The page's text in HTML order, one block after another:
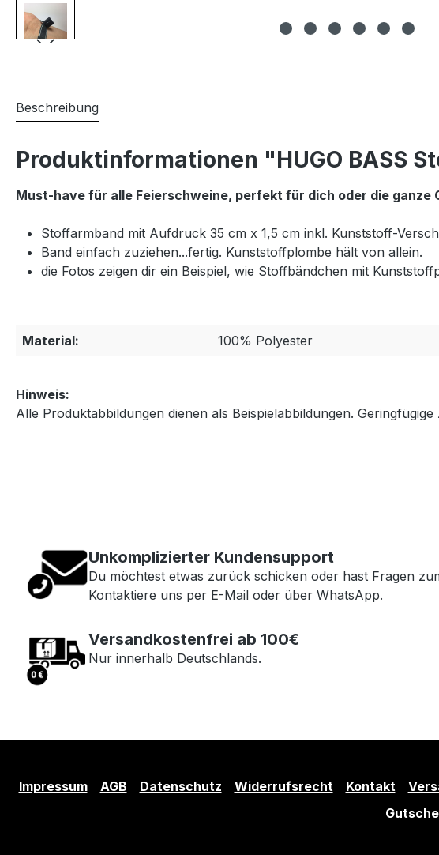
Hinweis:
Alle Produktabbildungen dienen als Beispielabbildungen.
Beschreibung
Produktinformationen "HUGO BASS
Must-have für alle Feierschweine, perfekt für dich oder die ganze
Stoffarmband mit Aufdruck 35 cm x 1,5 cm inkl. Kunststoff-
Band einfach zuziehen...fertig. Kunststoffplombe hält von allein.
die Fotos zeigen dir ein Beispiel, wie Stoffbändchen mit
Material: 100% Polyester
Unkomplizierter Kundensupport
Du möchtest etwas zurück schicken oder hast Fragen
Kontaktiere uns per E-Mail oder über WhatsApp.
Versandkostenfrei ab 100€
Nur innerhalb Deutschlands.
Impressum AGB Datenschutz Widerrufsrecht Kontakt